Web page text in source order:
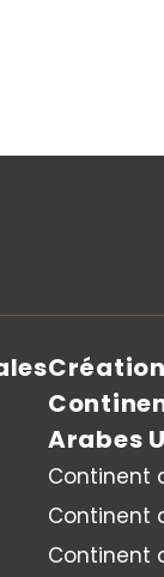
Arabes
Continent
Continent
Continent